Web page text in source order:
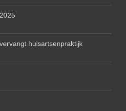
huisartsenpraktijk